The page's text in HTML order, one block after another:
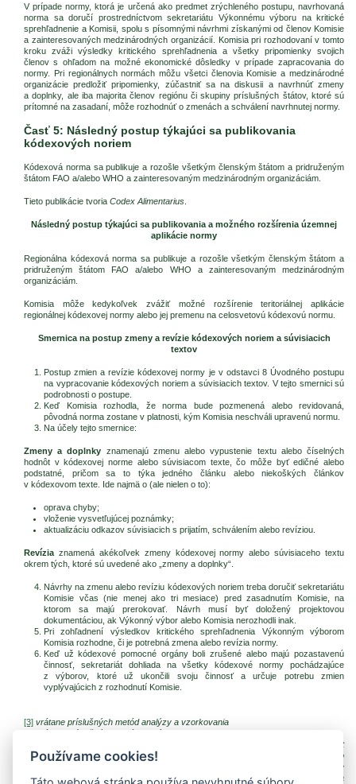
V prípade normy, ktorá je určená ako predmet zrýchleného postupu, navrhovaná
norma sa doručí prostredníctvom sekretariátu Výkonnému výboru na kritické
sprehľadnenie a Komisii, spolu s písomnými návrhmi získanými od členov Komisie
a zainteresovaných medzinárodných organizácií. Komisia pri rozhodovaní v tomto
kroku zváži výsledky kritického sprehľadnenia a všetky pripomienky svojich
členov s ohľadom na možné ekonomické dôsledky v prípade zapracovania do
normy. Pri regionálnych normách môžu všetci členovia Komisie a medzinárodné
organizácie predložiť pripomienky, zúčastniť sa na diskusii a navrhnúť zmeny
a doplnky, ale iba majorita členov regiónu či skupiny príslušných štátov, ktoré sú
prítomné na zasadaní, môže rozhodnúť o zmenách a schválení navrhnutej normy.
Časť 5: Následný postup týkajúci sa publikovania
kódexových noriem
Kódexová norma sa publikuje a rozošle všetkým členským štátom a pridruženým
štátom FAO a/alebo WHO a zainteresovaným medzinárodným organizáciám.
Tieto publikácie tvoria Codex Alimentarius
Následný postup týkajúci sa publikovania a možného rozšírenia územnej
aplikácie normy
Regionálna kódexová norma sa publikuje a rozošle všetkým členským štátom a
pridruženým štátom FAO a/alebo WHO a zainteresovaným medzinárodným
organizáciám.
Komisia môže kedykoľvek zvážiť možné rozšírenie teritoriálnej aplikácie
regionálnej kódexovej normy alebo jej premenu na celosvetovú kódexovú normu.
Smernica na postup zmeny a revízie kódexových noriem a súvisiacich
textov
Postup zmien a revízie kódexovej normy je v odstavci 8 Úvodného postupu
na vypracovanie kódexových noriem a súvisiacich textov. V tejto smernici sú
podrobnosti o postupe.
Keď Komisia rozhodla, že norma bude pozmenená alebo revidovaná,
pôvodná norma zostane v platnosti, kým Komisia neschváli upravenú normu.
Na účely tejto smernice:
Zmeny a doplnky znamenajú zmenu alebo vypustenie textu alebo číselných
hodnôt v kódexovej norme alebo súvisiacom texte, čo môže byť edičné alebo
podstatné, pričom sa to týka jedného článku alebo niekoškých článkov
v kódexovom texte. Ide najmä o (ale nielen o to):
oprava chyby;
vloženie vysvetľujúcej poznámky;
aktualizáciu odkazov súvisiacich s prijatím, schválením alebo revíziou.
Revízia znamená akékoľvek zmeny kódexovej normy alebo súvisiaceho textu
okrem tých, ktoré sú uvedené ako „zmeny a doplnky“.
Návrhy na zmenu alebo revíziu kódexových noriem treba doručiť sekretariátu
Komisie včas (nie menej ako tri mesiace) pred zasadnutím Komisie, na
ktorom sa majú prerokovať. Návrh musí byť doložený projektovou
dokumentáciou, ak Výkonný výbor alebo Komisia nerozhodli inak.
Pri zohľadnení výsledkov kritického sprehľadnenia Výkonným výborom
Komisia rozhodne, či je potrebná zmena alebo revízia normy.
Keď už kódexové pomocné orgány boli zrušené alebo majú pozastavenú
činnosť, sekretariát dohliada na všetky kódexové normy pochádzajúce
z výborov, ktoré už ukončili svoju činnosť a určuje potrebu zmien
vyplývajúcich z rozhodnutí Komisie.
[3] vrátane príslušných metód analýzy a vzorkovania
vrátane príslušných metód analýzy a vzorkovania
Bez narušenia akéhokoľvek rozhodnutia Komisia v 5. kroku môže sekretariát
rozoslať návrh normy štátom na pripomienkovanie v 5. kroku, a to vtedy, keď si to
podľa názoru príslušného pomocného či iného orgánu v záujme urýchlenia práce
vyžaduje situácia vyplývajúca z času medzi príslušnými zasadnutiami Komisie a
Používame cookies!